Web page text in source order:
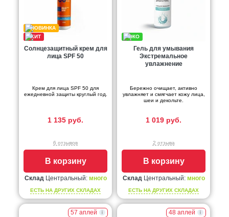
Солнцезащитный крем для
лица SPF 50
Крем для лица SPF 50 для
ежедневной защиты круглый год.
1 135 руб.
6 отзывов
В корзину
Склад Центральный: много
ЕСТЬ НА ДРУГИХ СКЛАДАХ
Гель для умывания
Экстремальное
увлажнение
Бережно очищает, активно
увлажняет и смягчает кожу лица,
шеи и декольте.
1 019 руб.
2 отзыва
В корзину
Склад Центральный: много
ЕСТЬ НА ДРУГИХ СКЛАДАХ
57 аплей 48 аплей